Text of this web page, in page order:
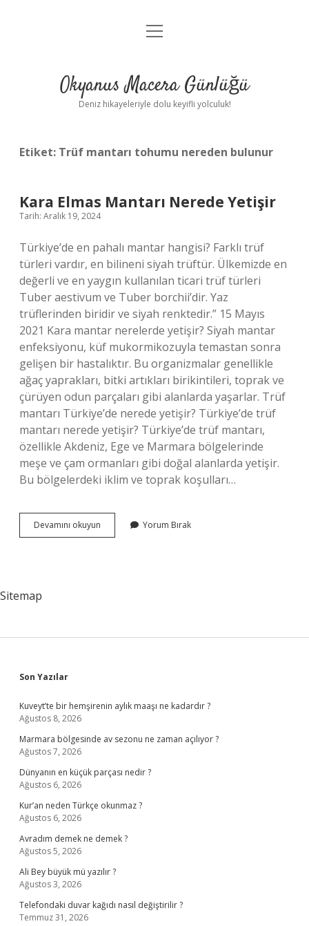
Anasayfa
Yasal Uyarı
menüyü
Okyanus Macera Günlüğü
Deniz hikayeleriyle dolu keyifli yolculuk!
Etiket: Trüf mantarı tohumu nereden bulunur
Kara Elmas Mantarı Nerede Yetişir
Tarih: Aralık 19, 2024
Türkiye’de en pahalı mantar hangisi? Farklı trüf
türleri vardır, en bilineni siyah trüftür. Ülkemizde en
değerli ve en yaygın kullanılan ticari trüf türleri
Tuber aestivum ve Tuber borchii’dir. Yaz
trüflerinden biridir ve siyah renktedir.” 15 Mayıs
2021 Kara mantar nerelerde yetişir? Siyah mantar
enfeksiyonu, küf mukormikozuyla temastan sonra
gelişen bir hastalıktır. Bu organizmalar genellikle
ağaç yaprakları, bitki artıkları birikintileri, toprak ve
çürüyen odun parçaları gibi alanlarda yaşarlar. Trüf
mantarı Türkiye’de nerede yetişir? Türkiye’de trüf
mantarı nerede yetişir? Türkiye’de trüf mantarı,
özellikle Akdeniz, Ege ve Marmara bölgelerinde
meşe ve çam ormanları gibi doğal alanlarda yetişir.
Bu bölgelerdeki iklim ve toprak koşulları…
Devamını okuyun
Elmas
Yorum Bırak
Sitemap
Sidebar
Son Yazılar
Kuveyt’te bir hemşirenin aylık maaşı ne kadardır ?
Ağustos 8, 2026
Marmara bölgesinde av sezonu ne zaman açılıyor ?
Ağustos 7, 2026
Dünyanın en küçük parçası nedir ?
Ağustos 6, 2026
Kur’an neden Türkçe okunmaz ?
Ağustos 6, 2026
Avradım demek ne demek ?
Ağustos 5, 2026
Ali Bey büyük mü yazılır ?
Ağustos 3, 2026
Telefondaki duvar kağıdı nasıl değiştirilir ?
Temmuz 31, 2026